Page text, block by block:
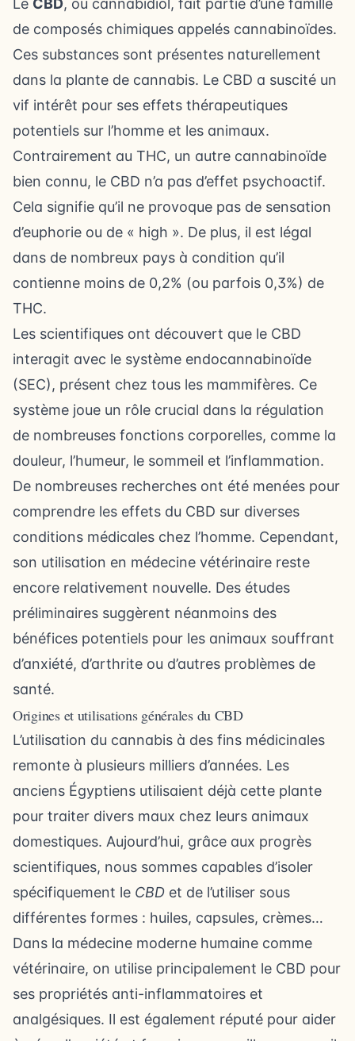
de composés chimiques appelés cannabinoïdes.
Ces substances sont présentes naturellement
dans la plante de cannabis. Le CBD a suscité un
vif intérêt pour ses effets thérapeutiques
potentiels sur l’homme et les animaux.
Contrairement au THC, un autre cannabinoïde
bien connu, le CBD n’a pas d’effet psychoactif.
Cela signifie qu’il ne provoque pas de sensation
d’euphorie ou de « high ». De plus, il est légal
dans de nombreux pays à condition qu’il
contienne moins de 0,2% (ou parfois 0,3%) de
THC.
Les scientifiques ont découvert que le CBD
interagit avec le système endocannabinoïde
(SEC), présent chez tous les mammifères. Ce
système joue un rôle crucial dans la régulation
de nombreuses fonctions corporelles, comme la
douleur, l’humeur, le sommeil et l’inflammation.
De nombreuses recherches ont été menées pour
comprendre les effets du CBD sur diverses
conditions médicales chez l’homme. Cependant,
son utilisation en médecine vétérinaire reste
encore relativement nouvelle. Des études
préliminaires suggèrent néanmoins des
bénéfices potentiels pour les animaux souffrant
d’anxiété, d’arthrite ou d’autres problèmes de
santé.
Origines et utilisations générales du CBD
L’utilisation du cannabis à des fins médicinales
remonte à plusieurs milliers d’années. Les
anciens Égyptiens utilisaient déjà cette plante
pour traiter divers maux chez leurs animaux
domestiques. Aujourd’hui, grâce aux progrès
scientifiques, nous sommes capables d’isoler
spécifiquement le CBD et de l’utiliser sous
différentes formes : huiles, capsules, crèmes…
Dans la médecine moderne humaine comme
vétérinaire, on utilise principalement le CBD pour
ses propriétés anti-inflammatoires et
analgésiques. Il est également réputé pour aider